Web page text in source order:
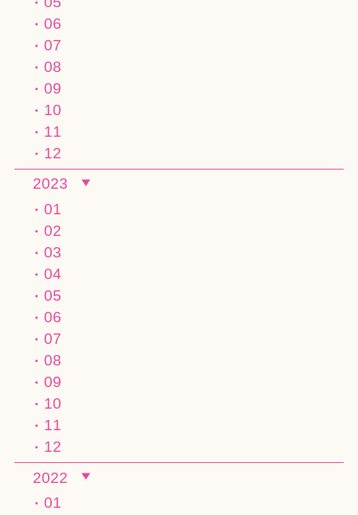
06
07
08
09
10
11
12
2023
01
02
03
04
05
06
07
08
09
10
11
12
2022
01